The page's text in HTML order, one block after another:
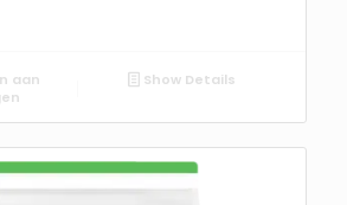
aan
Show Details